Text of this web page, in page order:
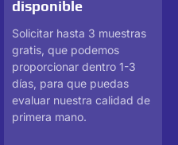
disponible
Solicitar hasta 3 muestras
gratis, que podemos
proporcionar dentro 1-3
días, para que puedas
evaluar nuestra calidad de
primera mano.